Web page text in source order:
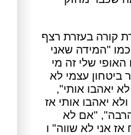
קורה בעזרת רצף
"המידה שאני
האופי שלי זה מי
ביטחון עצמי לא
יאהבו אותי",
יאהבו אותי אז
"אם לא
אז אני לא שווה" ו